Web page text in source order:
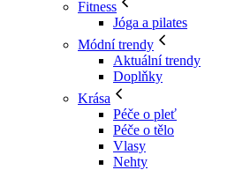
Fitness
Jóga a pilates
Módní trendy
Aktuální trendy
Doplňky
Krása
Péče o pleť
Péče o tělo
Vlasy
Nehty